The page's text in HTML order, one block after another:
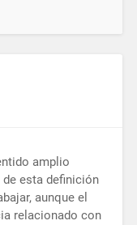
amplio
esta definición
aunque el
relacionado con